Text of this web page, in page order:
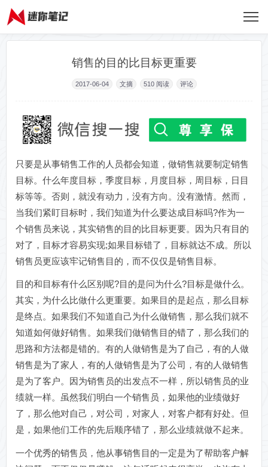
销售的目的比目标更重要
2017-06-04 文摘 510 阅读 评论
只要是从事销售工作的人员都会知道，做销售就要制定销售
目标。什么年度目标，季度目标，月度目标，周目标，日目
标等等。否则，就没有动力，没有方向。没有激情。然而，
当我们紧盯目标时，我们知道为什么要达成目标吗?作为一
个销售员来说，其实销售的目的比目标更要。因为只有目的
对了，目标才容易实现;如果目标错了，目标就达不成。所以
销售员更应该牢记销售目的，而不仅仅是销售目标。
目的和目标有什么区别呢?目的是问为什么?目标是做什么。
其实，为什么比做什么更重要。如果目的是起点，那么目标
是终点。如果我们不知道自己为什么做销售，那么我们就不
知道如何做好销售。如果我们做销售目的错了，那么我们的
思路和方法都是错的。有的人做销售是为了自己，有的人做
销售是为了家人，有的人做销售是为了公司，有的人做销售
是为了客户。因为销售员的出发点不一样，所以销售员的业
绩就一样。虽然我们明白一个销售员，如果他的业绩做好
了，那么他对自己，对公司，对家人，对客户都有好处。但
是，如果他们工作的先后顺序错了，那么业绩就做不起来。
一个优秀的销售员，他从事销售目的一定是为了帮助客户解